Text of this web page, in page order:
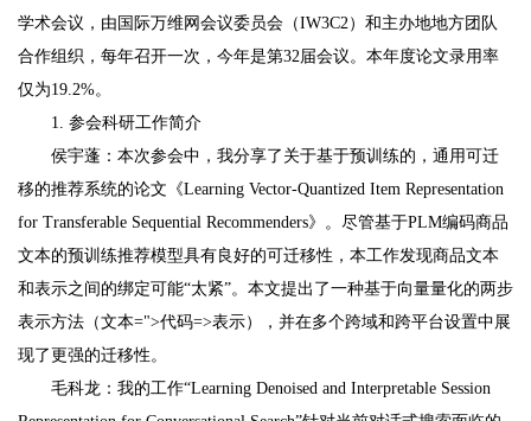
学术会议，由国际万维网会议委员会（IW3C2）和主办地地方团队
合作组织，每年召开一次，今年是第32届会议。本年度论文录用率
仅为19.2%。
1. 参会科研工作简介
侯宇蓬：本次参会中，我分享了关于基于预训练的，通用可迁
移的推荐系统的论文《Learning Vector-Quantized Item Representation
for Transferable Sequential Recommenders》。尽管基于PLM编码商品
文本的预训练推荐模型具有良好的可迁移性，本工作发现商品文本
和表示之间的绑定可能“太紧”。本文提出了一种基于向量量化的两步
表示方法（文本=">代码=>表示），并在多个跨域和跨平台设置中展
现了更强的迁移性。
毛科龙：我的工作“Learning Denoised and Interpretable Session